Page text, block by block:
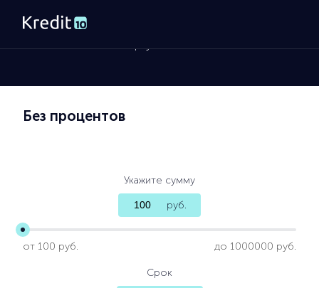
Без процентов
Укажите сумму
руб.
от 100 руб. до 1000000 руб.
Срок